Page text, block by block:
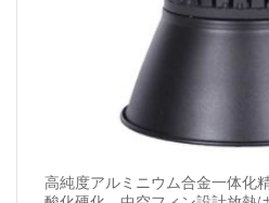
高純度アルミニウム合金一体化